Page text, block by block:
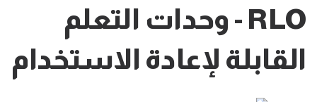
RLO - وحدات التعلم
القابلة لإعادة الاستخدام